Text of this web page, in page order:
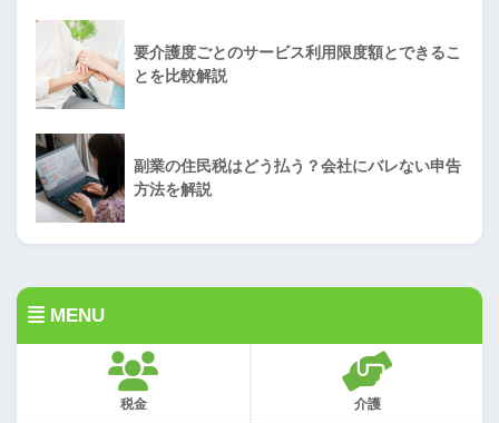
要介護度ごとのサービス利用限度額とできるこ
とを比較解説
副業の住民税はどう払う？会社にバレない申告
方法を解説
MENU
税金 介護